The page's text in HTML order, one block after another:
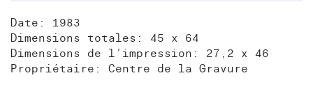
Date: 1983
Dimensions totales: 45 x 64
Dimensions de l’impression: 27,2 x 46
Propriétaire: Centre de la Gravure